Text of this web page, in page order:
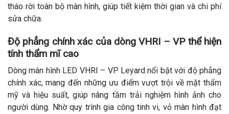
tháo rời toàn bộ màn hình, giúp tiết kiệm thời gian và chi phí
sửa chữa.
Độ phẳng chính xác của dòng VHRI – VP thể hiện
tính thẩm mĩ cao
Dòng màn hình LED VHRI – VP Leyard nổi bật với độ phẳng
chính xác, mang đến những ưu điểm vượt trội về mặt thẩm
mỹ và hiệu suất, giúp nâng tầm trải nghiệm hình ảnh cho
người dùng. Nhờ quy trình gia công tinh vi, vỏ màn hình đạt